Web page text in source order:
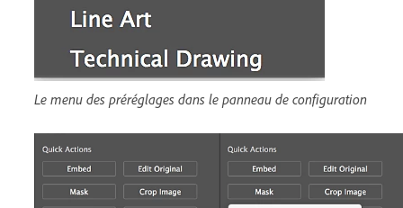
Le menu des préréglages dans le panneau de configuration